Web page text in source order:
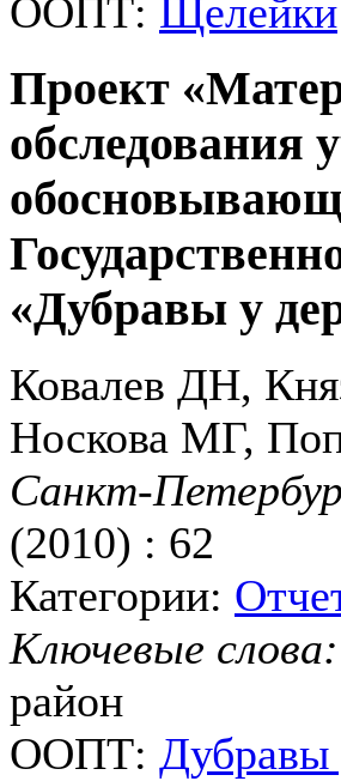
ООПТ: Щелейки
Проект
обследования
«Дубравы у
Ковалев ДН,
Носкова МГ,
Санкт-
(2010) : 62
Категории:
Ключевые слова:
район
ООПТ: Дубравы